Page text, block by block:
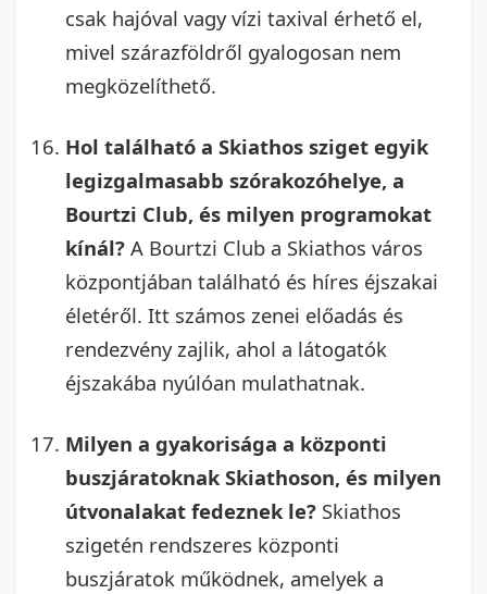
csak hajóval vagy vízi taxival érhető el,
mivel szárazföldről gyalogosan nem
megközelíthető.
Hol található a Skiathos sziget egyik
legizgalmasabb szórakozóhelye, a
Bourtzi Club, és milyen programokat
kínál? A Bourtzi Club a Skiathos város
központjában található és híres éjszakai
életéről. Itt számos zenei előadás és
rendezvény zajlik, ahol a látogatók
éjszakába nyúlóan mulathatnak.
Milyen a gyakorisága a központi
buszjáratoknak Skiathoson, és milyen
útvonalakat fedeznek le? Skiathos
szigetén rendszeres központi
buszjáratok működnek, amelyek a